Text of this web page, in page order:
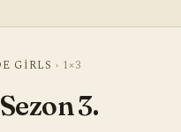
GIRLS › 1×3
3.